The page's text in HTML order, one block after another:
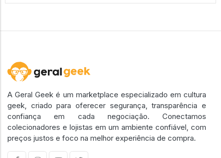
A Geral Geek é um marketplace especializado em cultura
geek, criado para oferecer segurança, transparência e
confiança em cada negociação. Conectamos
colecionadores e lojistas em um ambiente confiável, com
preços justos e foco na melhor experiência de compra.